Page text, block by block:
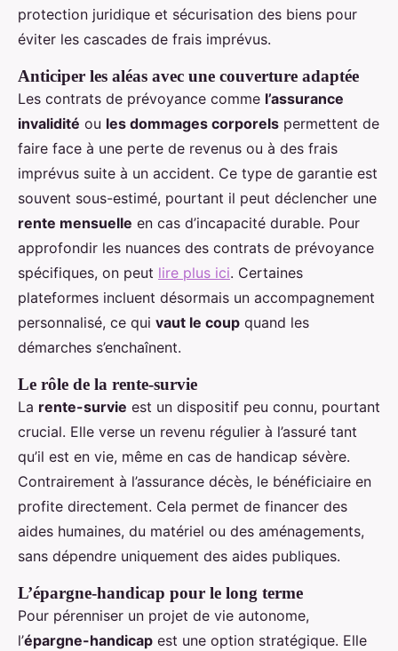
protection juridique et sécurisation des biens pour
éviter les cascades de frais imprévus.
Anticiper les aléas avec une couverture adaptée
Les contrats de prévoyance comme l’assurance
invalidité ou les dommages corporels permettent de
faire face à une perte de revenus ou à des frais
imprévus suite à un accident. Ce type de garantie est
souvent sous-estimé, pourtant il peut déclencher une
rente mensuelle en cas d’incapacité durable. Pour
approfondir les nuances des contrats de prévoyance
spécifiques, on peut lire plus ici. Certaines
plateformes incluent désormais un accompagnement
personnalisé, ce qui vaut le coup quand les
démarches s’enchaînent.
Le rôle de la rente-survie
La rente-survie est un dispositif peu connu, pourtant
crucial. Elle verse un revenu régulier à l’assuré tant
qu’il est en vie, même en cas de handicap sévère.
Contrairement à l’assurance décès, le bénéficiaire en
profite directement. Cela permet de financer des
aides humaines, du matériel ou des aménagements,
sans dépendre uniquement des aides publiques.
L’épargne-handicap pour le long terme
Pour pérenniser un projet de vie autonome,
l’épargne-handicap est une option stratégique. Elle